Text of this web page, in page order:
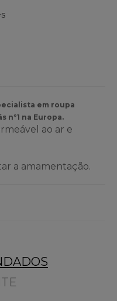
em roupa
nº1 na Europa.
ao ar e
a amamentação.